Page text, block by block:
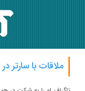
ملاقات با سارتر در